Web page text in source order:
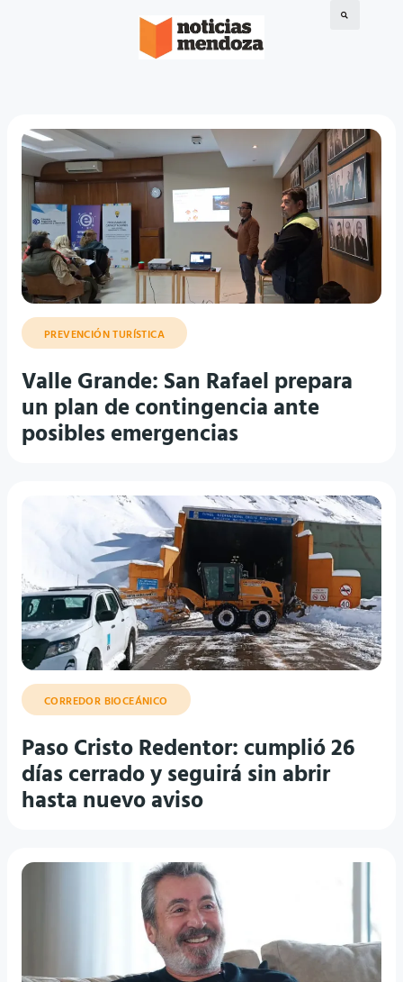
PREVENCIÓN TURÍSTICA
Valle Grande: San Rafael prepara
un plan de contingencia ante
posibles emergencias
CORREDOR BIOCEÁNICO
Paso Cristo Redentor: cumplió 26
días cerrado y seguirá sin abrir
hasta nuevo aviso